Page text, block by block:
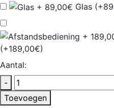
Glas
(+189,00€)
Aantal:
-
Toevoegen